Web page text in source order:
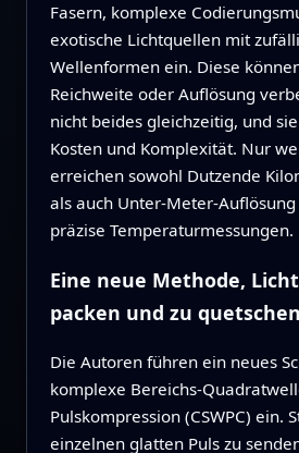
Fasern, komplexe
exotische Lichtquellen mit
Wellenformen ein. Diese
Reichweite oder Auflösung
nicht beides gleichzeitig, und
Kosten und Komplexität. Nur
erreichen sowohl Dutzende
als auch Unter-Meter-
präzise Temperaturmessungen.
Eine neue Methode,
packen und zu quetschen
Die Autoren führen ein neues
komplexe Bereichs-
Pulskompression (CSWPC) ein.
einzelnen glatten Puls zu